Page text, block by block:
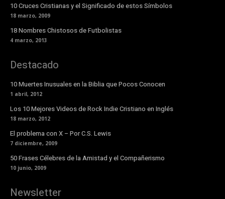
10 Cruces Cristianas y el Significado de estos Símbolos
18 marzo, 2009
18 Nombres Chistosos de Futbolistas
4 marzo, 2013
Destacado
10 Muertes Inusuales en la Biblia que Pocos Conocen
1 abril, 2012
Los 10 Mejores Videos de Rock Indie Cristiano en Inglés
18 marzo, 2012
El problema con X – Por C.S. Lewis
7 diciembre, 2009
50 Frases Célebres de la Amistad y el Compañerismo
10 junio, 2009
Newsletter